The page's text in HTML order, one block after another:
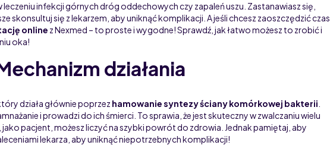
infekcji górnych dróg oddechowych czy zapaleń uszu. Zastanawiasz się,
skonsultuj się z lekarzem, aby uniknąć komplikacji. A jeśli chcesz zaoszczędzić czas,
online z Nexmed – to proste i wygodne! Sprawdź, jak łatwo możesz to zrobić i
oka!
działania
działa głównie poprzez hamowanie syntezy ściany komórkowej bakterii
i prowadzi do ich śmierci. To sprawia, że jest skuteczny w zwalczaniu wielu
pacjent, możesz liczyć na szybki powrót do zdrowia. Jednak pamiętaj, aby
lekarza, aby uniknąć niepotrzebnych komplikacji!